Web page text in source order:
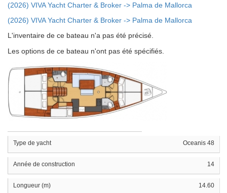
(2026) VIVA Yacht Charter & Broker -> Palma de Mallorca
(2026) VIVA Yacht Charter & Broker -> Palma de Mallorca
L'inventaire de ce bateau n'a pas été précisé.
Les options de ce bateau n'ont pas été spécifiés.
Type de yacht Oceanis 48
Année de construction 14
Longueur (m) 14.60